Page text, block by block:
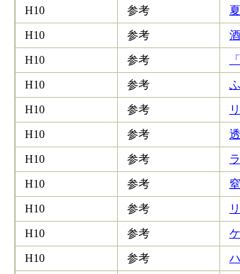
H10 参考
H10 参考
H10 参考
H10 参考
H10 参考
H10 参考
H10 参考
H10 参考
H10 参考
H10 参考
H10 参考